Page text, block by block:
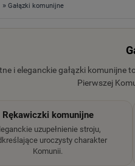
» Gałązki komunijne
i eleganckie gałązki komunijne
Pierwszej
Rękawiczki komunijne
uzupełnienie stroju,
uroczysty charakter
Komunii.